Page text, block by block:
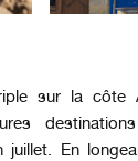
sur la côte
En